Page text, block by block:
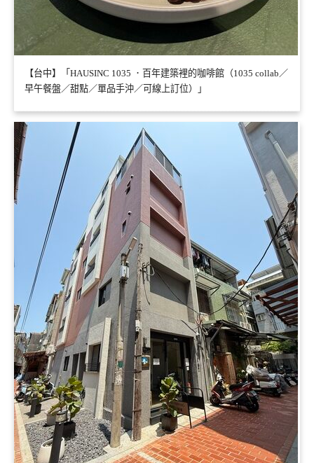
【台中】「HAUSINC 1035 ．百年建築裡的咖啡館（1035 collab／
早午餐盤／甜點／單品手沖／可線上訂位）」